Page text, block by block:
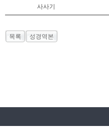
사사기
목록 성경역본